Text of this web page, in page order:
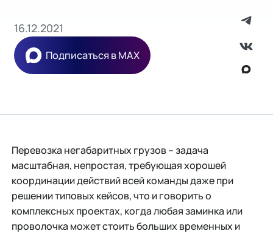
16.12.2021
Подписаться в MAX
Перевозка негабаритных грузов – задача
масштабная, непростая, требующая хорошей
координации действий всей команды даже при
решении типовых кейсов, что и говорить о
комплексных проектах, когда любая заминка или
проволочка может стоить больших временных и